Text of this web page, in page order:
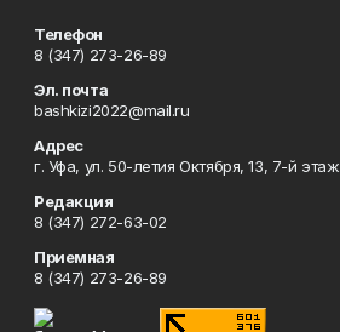
Телефон
8 (347) 273-26-89
Эл. почта
bashkizi2022@mail.ru
Адрес
г. Уфа, ул. 50-летия Октября, 13, 7-й этаж
Редакция
8 (347) 272-63-02
Приемная
8 (347) 273-26-89